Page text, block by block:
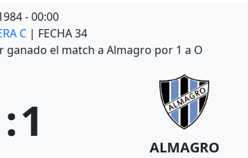
-00:00
C | FECHA 34
ganado el match a Almagro por 1 a O
:1 ALMAGRO